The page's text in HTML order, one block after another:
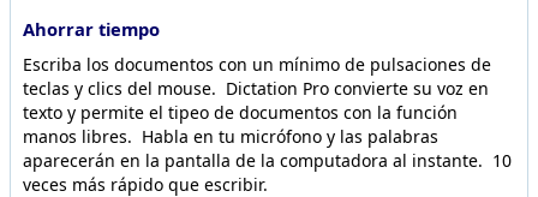
Ahorrar tiempo
Escriba los documentos con un mínimo de pulsaciones de
teclas y clics del mouse. Dictation Pro convierte su voz en
texto y permite el tipeo de documentos con la función
manos libres. Habla en tu micrófono y las palabras
aparecerán en la pantalla de la computadora al instante. 10
veces más rápido que escribir.